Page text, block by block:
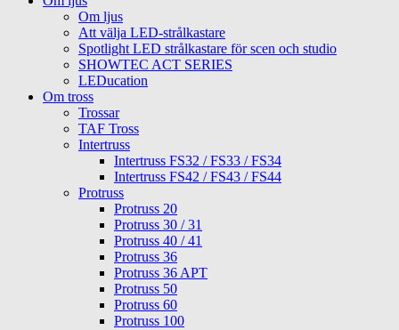
Om ljus
Att välja LED-strålkastare
Spotlight LED strålkastare för scen och studio
SHOWTEC ACT SERIES
LEDucation
Om tross
Trossar
TAF Tross
Intertruss
Intertruss FS32 / FS33 / FS34
Intertruss FS42 / FS43 / FS44
Protruss
Protruss 20
Protruss 30 / 31
Protruss 40 / 41
Protruss 36
Protruss 36 APT
Protruss 50
Protruss 60
Protruss 100